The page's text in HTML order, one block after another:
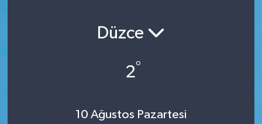
Düzce
2°
10 Ağustos Pazartesi